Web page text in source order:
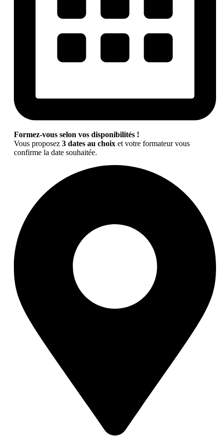
Formez-vous selon vos disponibilités !
Vous proposez 3 dates au choix et votre formateur vous
confirme la date souhaitée.